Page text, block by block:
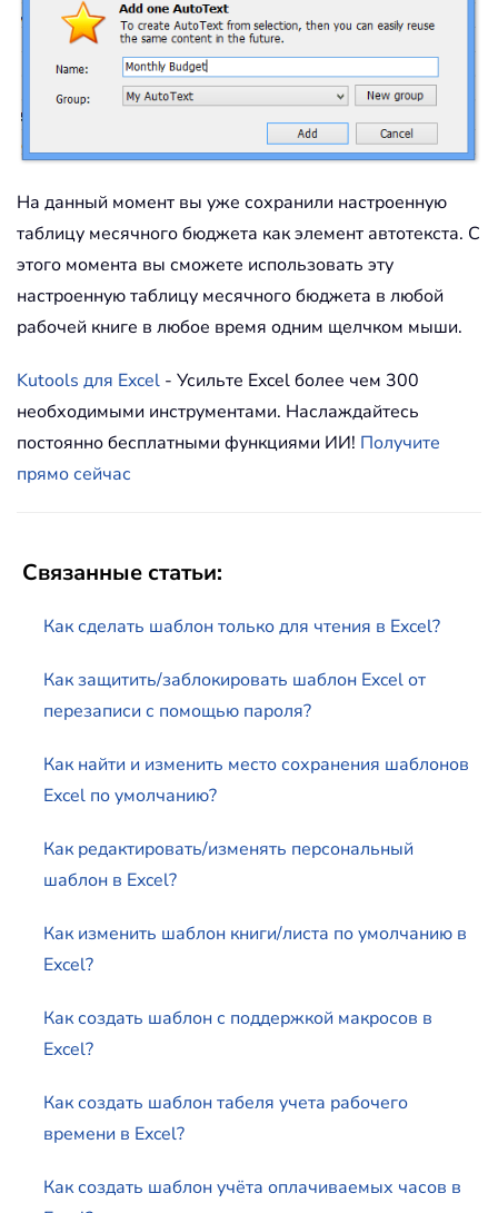
На данный момент вы уже сохранили настроенную
таблицу месячного бюджета как элемент автотекста. С
этого момента вы сможете использовать эту
настроенную таблицу месячного бюджета в любой
рабочей книге в любое время одним щелчком мыши.
Kutools для Excel - Усильте Excel более чем 300
необходимыми инструментами. Наслаждайтесь
постоянно бесплатными функциями ИИ! Получите
прямо сейчас
Связанные статьи:
Как сделать шаблон только для чтения в Excel?
Как защитить/заблокировать шаблон Excel от
перезаписи с помощью пароля?
Как найти и изменить место сохранения шаблонов
Excel по умолчанию?
Как редактировать/изменять персональный
шаблон в Excel?
Как изменить шаблон книги/листа по умолчанию в
Excel?
Как создать шаблон с поддержкой макросов в
Excel?
Как создать шаблон табеля учета рабочего
времени в Excel?
Как создать шаблон учёта оплачиваемых часов в